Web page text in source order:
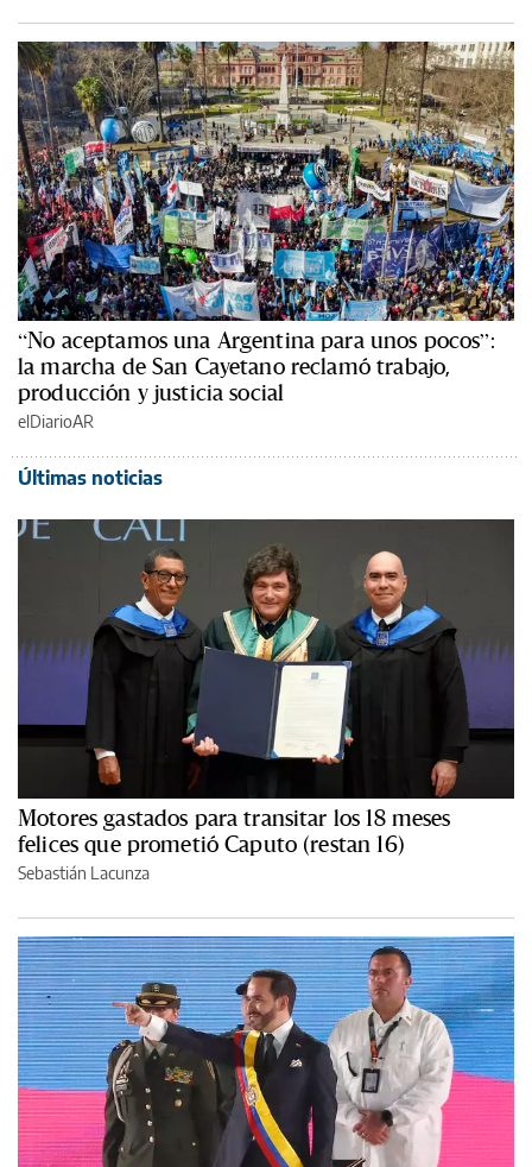
“No aceptamos una Argentina para unos pocos”:
la marcha de San Cayetano reclamó trabajo,
producción y justicia social
elDiarioAR
Últimas noticias
Motores gastados para transitar los 18 meses
felices que prometió Caputo (restan 16)
Sebastián Lacunza